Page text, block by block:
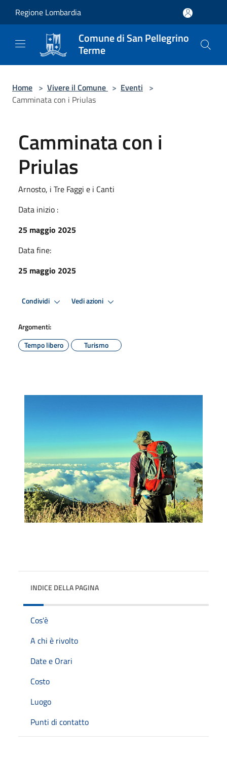
Regione Lombardia
Comune di San Pellegrino
Terme
Home > Vivere il Comune > Eventi >
Camminata con i Priulas
Camminata con i
Priulas
Arnosto, i Tre Faggi e i Canti
Data inizio :
25 maggio 2025
Data fine:
25 maggio 2025
Condividi Vedi azioni
Argomenti:
Tempo libero
Turismo
INDICE DELLA PAGINA
Cos'è
A chi è rivolto
Date e Orari
Costo
Luogo
Punti di contatto